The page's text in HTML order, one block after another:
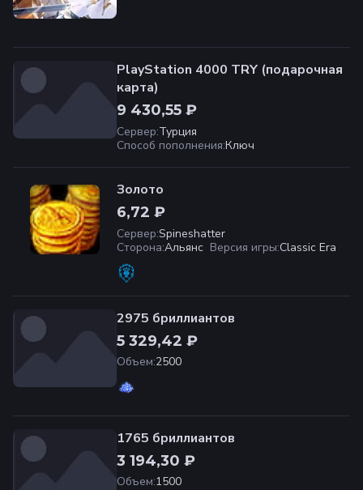
PlayStation 4000 TRY (подарочная
карта)
9 430,55 ₽
Сервер:Турция
Способ пополнения:Ключ
Золото
6,72 ₽
Сервер:Spineshatter
Сторона:Альянс Версия игры:Classic Era
2975 бриллиантов
5 329,42 ₽
Объем:2500
1765 бриллиантов
3 194,30 ₽
Объем:1500